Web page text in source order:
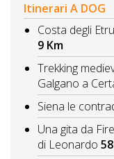
Itinerari A DOG
Costa degli
9 Km
Trekking
Galgano a
Siena le
Una gita da
di Leonardo